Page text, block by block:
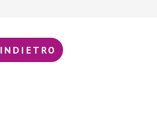
INDIETRO